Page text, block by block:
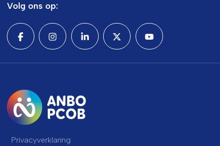
Volg ons op:
Privacyverklaring